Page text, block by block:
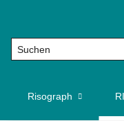
Risograph